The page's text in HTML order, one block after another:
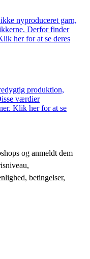
nyproduceret garn,
Derfor finder
her for at se deres
produktion,
værdier
Klik her for at se
og anmeldt dem
betingelser,